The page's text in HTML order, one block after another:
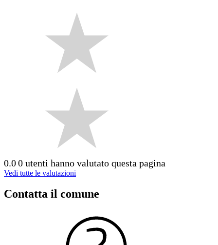
0.00 utenti hanno valutato questa pagina
Vedi tutte le valutazioni
Contatta il comune